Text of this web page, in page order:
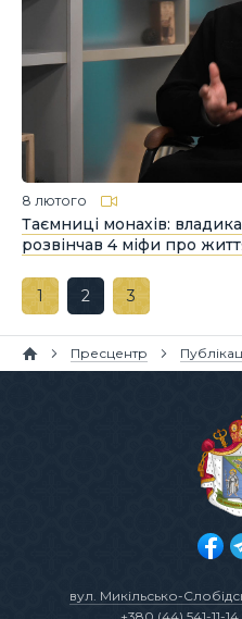
8 лютого
Таємниці монахів:
розвінчав 4 міфи про
1 2 3
Пресцентр
вул. Микільсько-